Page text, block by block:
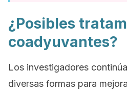
¿Posibles
coadyuvantes?
Los investigadores
diversas formas para